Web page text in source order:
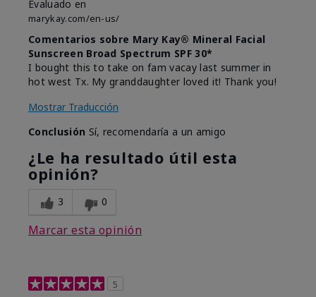
Evaluado en
marykay.com/en-us/
Comentarios sobre Mary Kay® Mineral Facial
Sunscreen Broad Spectrum SPF 30*
I bought this to take on fam vacay last summer in
hot west Tx. My granddaughter loved it! Thank you!
Mostrar Traducción
Conclusión Sí, recomendaría a un amigo
¿Le ha resultado útil esta
opinión?
3 0
Marcar esta opinión
5